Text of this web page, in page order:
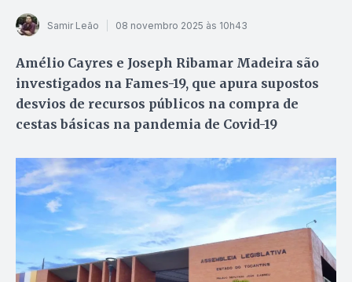
Samir Leão 08 novembro 2025 às 10h43
Amélio Cayres e Joseph Ribamar Madeira são
investigados na Fames-19, que apura supostos
desvios de recursos públicos na compra de
cestas básicas na pandemia de Covid-19